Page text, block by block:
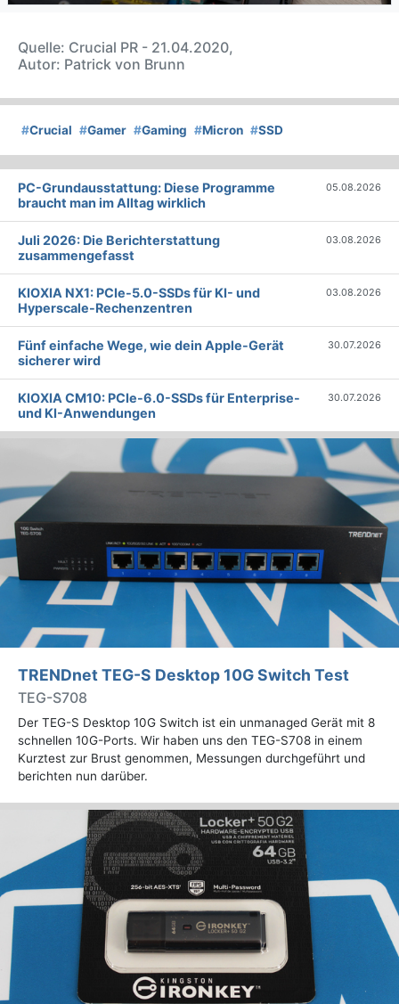
Quelle: Crucial PR - 21.04.2020,
Autor: Patrick von Brunn
#Crucial #Gamer #Gaming #Micron #SSD
PC-Grundausstattung: Diese Programme
braucht man im Alltag wirklich
05.08.2026
Juli 2026: Die Bericht­erstattung
zusammengefasst
03.08.2026
KIOXIA NX1: PCIe-5.0-SSDs für KI- und
Hyperscale-Rechenzentren
03.08.2026
Fünf einfache Wege, wie dein Apple-Gerät
sicherer wird
30.07.2026
KIOXIA CM10: PCIe-6.0-SSDs für Enterprise-
und KI-Anwendungen
30.07.2026
TRENDnet TEG-S Desktop 10G Switch Test
TEG-S708
Der TEG-S Desktop 10G Switch ist ein unmanaged Gerät mit 8
schnellen 10G-Ports. Wir haben uns den TEG-S708 in einem
Kurztest zur Brust genommen, Messungen durchgeführt und
berichten nun darüber.